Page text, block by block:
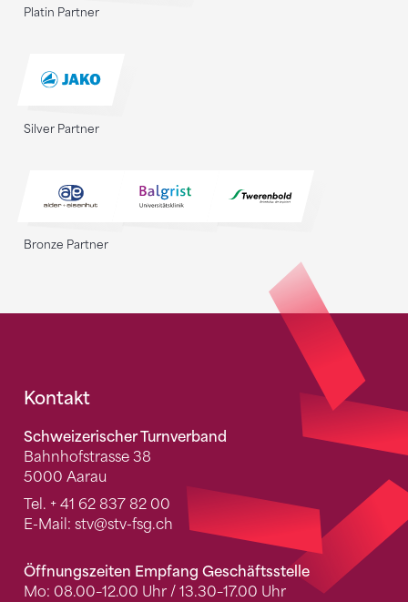
Platin Partner
Silver Partner
Bronze Partner
Fusszeile
Kontakt
Schweizerischer Turnverband
Bahnhofstrasse 38
5000 Aarau
Tel. + 41 62 837 82 00
E-Mail: stv@stv-fsg.ch
Öffnungszeiten Empfang Geschäftsstelle
Mo: 08.00–12.00 Uhr / 13.30–17.00 Uhr